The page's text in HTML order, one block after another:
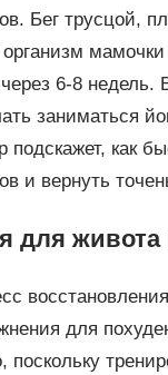
Бег трусцой,
организм мамочки
6-8 недель.
заниматься
подскажет, как
и вернуть
для живота
для